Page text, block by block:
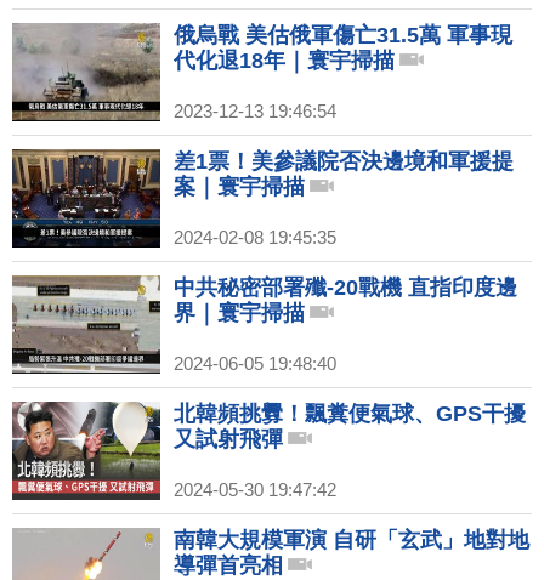
俄烏戰 美估俄軍傷亡31.5萬 軍事現
代化退18年｜寰宇掃描
2023-12-13 19:46:54
差1票！美參議院否決邊境和軍援提
案｜寰宇掃描
2024-02-08 19:45:35
中共秘密部署殲-20戰機 直指印度邊
界｜寰宇掃描
2024-06-05 19:48:40
北韓頻挑釁！飄糞便氣球、GPS干擾
又試射飛彈
2024-05-30 19:47:42
南韓大規模軍演 自研「玄武」地對地
導彈首亮相